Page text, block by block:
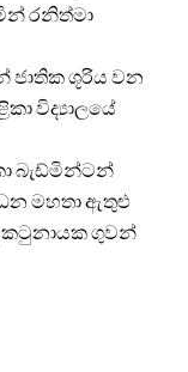
රනිත්මා
ජාතික ශූරිය වන
විද්‍යාලයේ
බැඩ්මින්ටන්
මහතා ඇතුළු
කටුනායක ගුවන්